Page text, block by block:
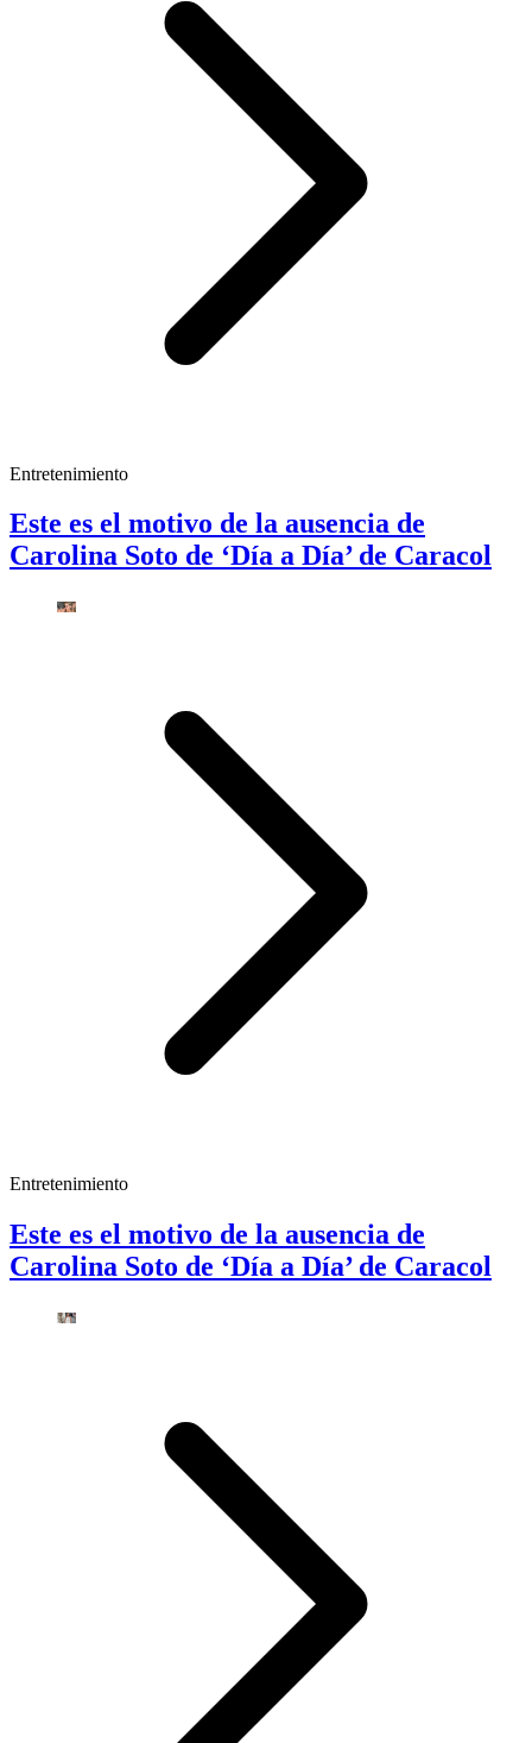
Entretenimiento
Este es el motivo de la ausencia de
Carolina Soto de ‘Día a Día’ de Caracol
Entretenimiento
Este es el motivo de la ausencia de
Carolina Soto de ‘Día a Día’ de Caracol